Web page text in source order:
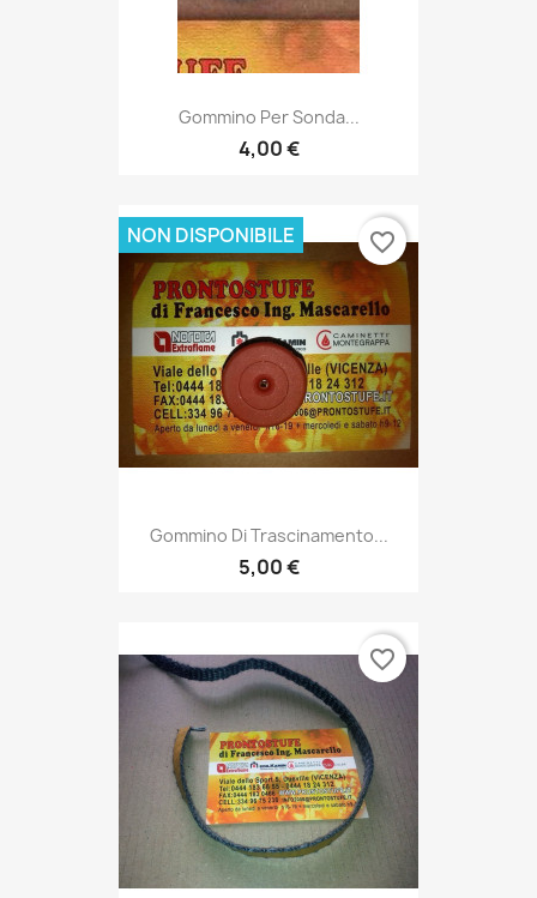
Gommino Per Sonda...
4,00 €
Gommino Di Trascinamento...
5,00 €
NON DISPONIBILE favorite_border
favorite_border